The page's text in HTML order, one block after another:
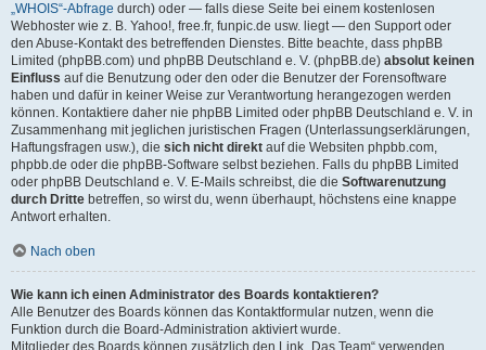
„WHOIS“-Abfrage durch) oder — falls diese Seite bei einem kostenlosen
Webhoster wie z. B. Yahoo!, free.fr, funpic.de usw. liegt — den Support oder
den Abuse-Kontakt des betreffenden Dienstes. Bitte beachte, dass phpBB
Limited (phpBB.com) und phpBB Deutschland e. V. (phpBB.de) absolut keinen
Einfluss auf die Benutzung oder den oder die Benutzer der Forensoftware
haben und dafür in keiner Weise zur Verantwortung herangezogen werden
können. Kontaktiere daher nie phpBB Limited oder phpBB Deutschland e. V. in
Zusammenhang mit jeglichen juristischen Fragen (Unterlassungserklärungen,
Haftungsfragen usw.), die sich nicht direkt auf die Websiten phpbb.com,
phpbb.de oder die phpBB-Software selbst beziehen. Falls du phpBB Limited
oder phpBB Deutschland e. V. E-Mails schreibst, die die Softwarenutzung
durch Dritte betreffen, so wirst du, wenn überhaupt, höchstens eine knappe
Antwort erhalten.
Nach oben
Wie kann ich einen Administrator des Boards kontaktieren?
Alle Benutzer des Boards können das Kontaktformular nutzen, wenn die
Funktion durch die Board-Administration aktiviert wurde.
Mitglieder des Boards können zusätzlich den Link „Das Team“ verwenden.